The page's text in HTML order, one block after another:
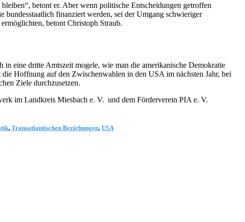
betont er. Aber wenn politische Entscheidungen getroffen
bundesstaatlich finanziert werden, sei der Umgang schwieriger
betont Christoph Straub.
in eine dritte Amtszeit mogele, wie man die amerikanische Demokratie
Hoffnung auf den Zwischenwahlen in den USA im nächsten Jahr, bei
Ziele durchzusetzen.
im Landkreis Miesbach e. V. und dem Förderverein PIA e. V.
, Transatlantischen Beziehungen, USA